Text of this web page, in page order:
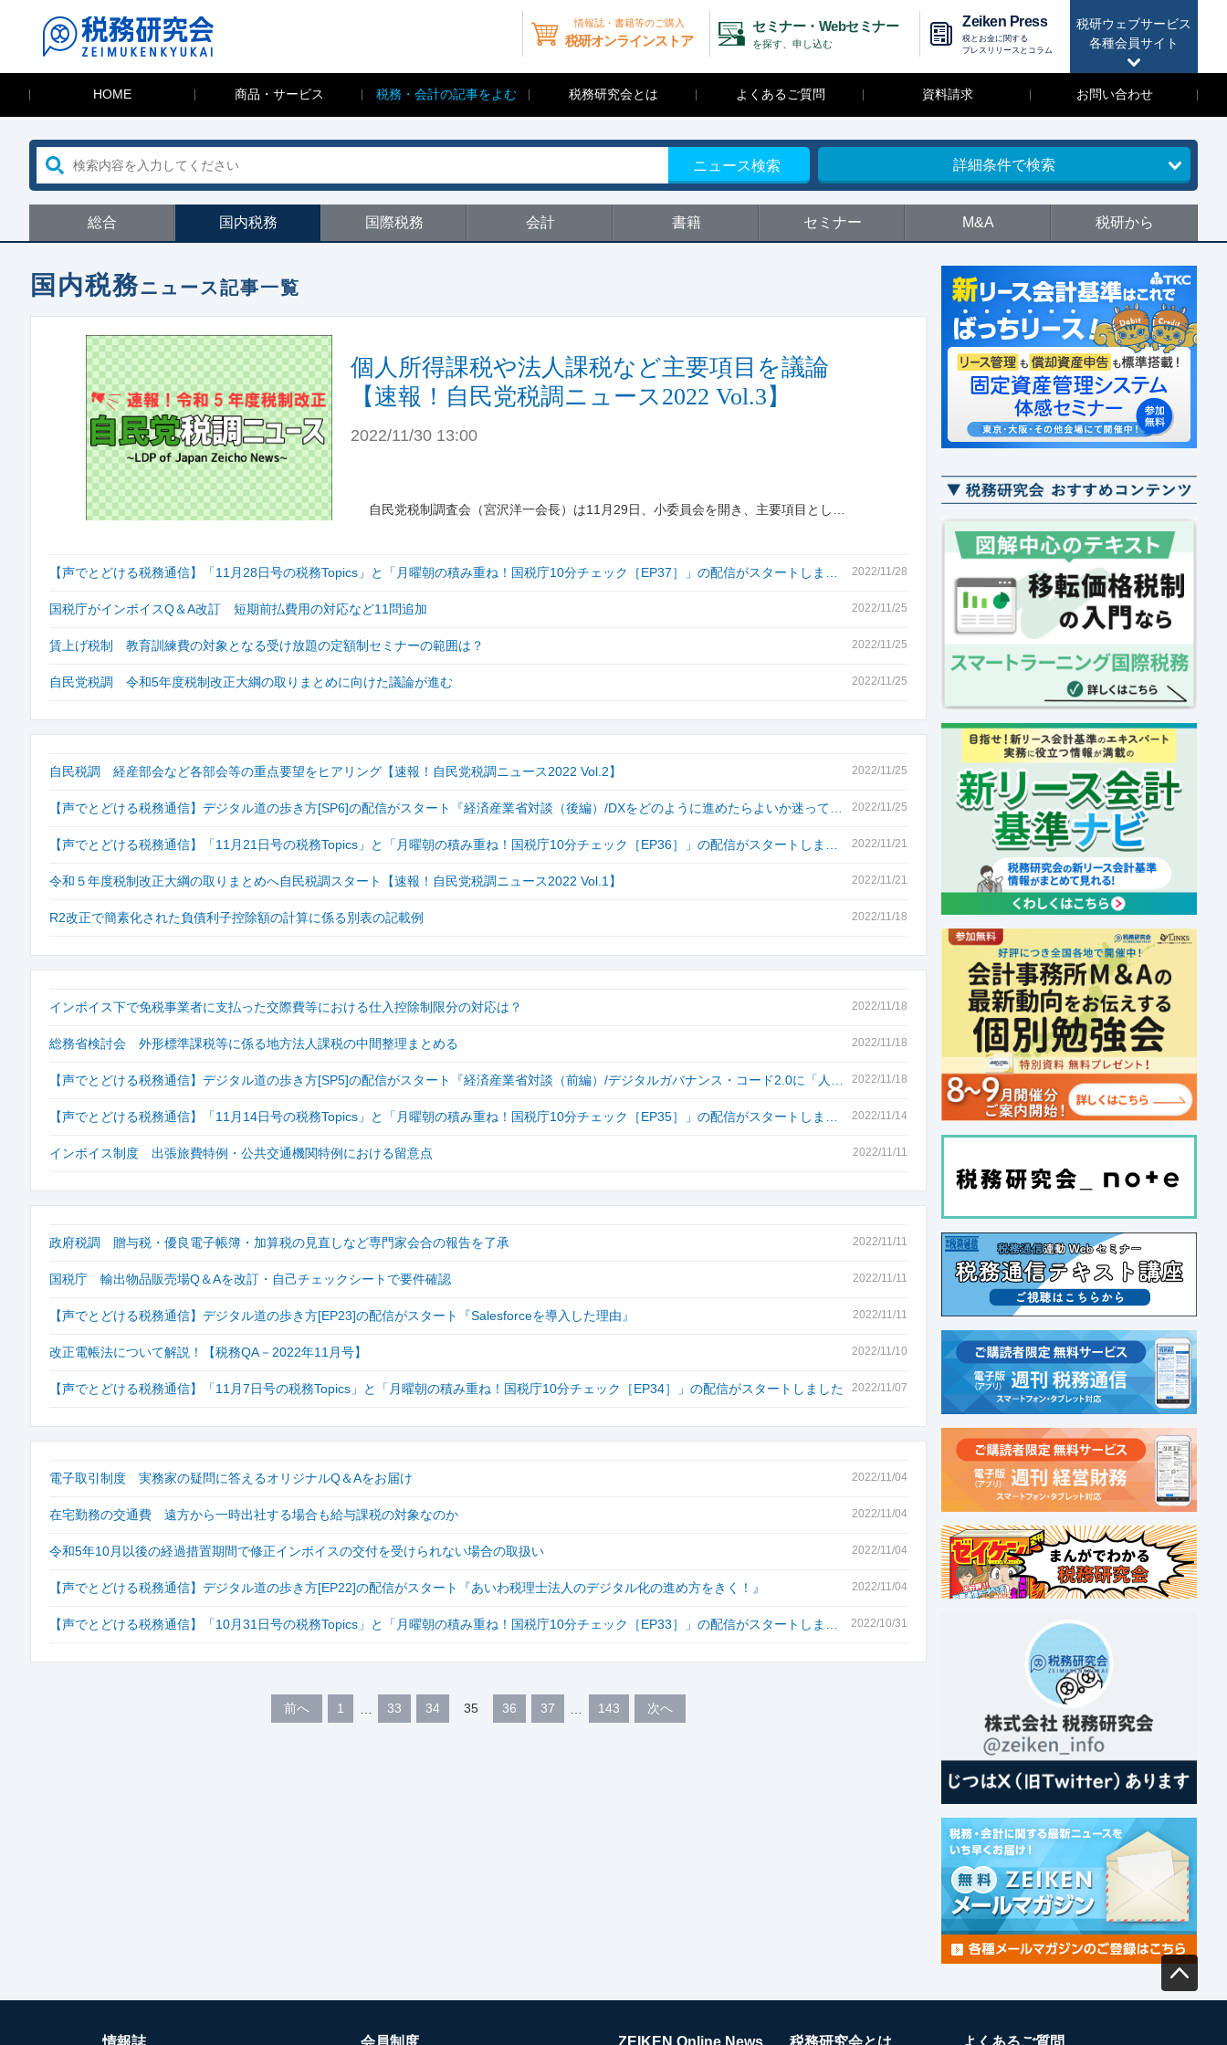
税研ウェブサービス
各種会員サイト
情報誌・書籍等のご購入
税研オンラインストア
セミナー・Webセミナー
を探す、申し込む
Zeiken Press
税とお金に関する
プレスリリースとコラム
HOME 商品・サービス 税務・会計の記事をよむ 税務研究会とは よくあるご質問 資料請求 お問い合わせ
ニュース検索 詳細条件で検索
総合 国内税務 国際税務 会計 書籍 セミナー M&A 税研から
国内税務ニュース記事一覧
個人所得課税や法人課税など主要項目を議論
【速報！自民党税調ニュース2022 Vol.3】
2022/11/30 13:00
自民党税制調査会（宮沢洋一会長）は11月29日、小委員会を開き、主要項目とし…
2022/11/28
【声でとどける税務通信】「11月28日号の税務Topics」と「月曜朝の積み重ね！国税庁10分チェック［EP37］」の配信がスタートしま…
2022/11/25
国税庁がインボイスQ＆A改訂 短期前払費用の対応など11問追加
2022/11/25
賃上げ税制 教育訓練費の対象となる受け放題の定額制セミナーの範囲は？
2022/11/25
自民党税調 令和5年度税制改正大綱の取りまとめに向けた議論が進む
2022/11/25
自民税調 経産部会など各部会等の重点要望をヒアリング【速報！自民党税調ニュース2022 Vol.2】
2022/11/25
【声でとどける税務通信】デジタル道の歩き方[SP6]の配信がスタート『経済産業省対談（後編）/DXをどのように進めたらよいか迷って…
2022/11/21
【声でとどける税務通信】「11月21日号の税務Topics」と「月曜朝の積み重ね！国税庁10分チェック［EP36］」の配信がスタートしま…
2022/11/21
令和５年度税制改正大綱の取りまとめへ自民税調スタート【速報！自民党税調ニュース2022 Vol.1】
2022/11/18
R2改正で簡素化された負債利子控除額の計算に係る別表の記載例
2022/11/18
インボイス下で免税事業者に支払った交際費等における仕入控除制限分の対応は？
2022/11/18
総務省検討会 外形標準課税等に係る地方法人課税の中間整理まとめる
2022/11/18
【声でとどける税務通信】デジタル道の歩き方[SP5]の配信がスタート『経済産業省対談（前編）/デジタルガバナンス・コード2.0に「人…
2022/11/14
【声でとどける税務通信】「11月14日号の税務Topics」と「月曜朝の積み重ね！国税庁10分チェック［EP35］」の配信がスタートしま…
2022/11/11
インボイス制度 出張旅費特例・公共交通機関特例における留意点
2022/11/11
政府税調 贈与税・優良電子帳簿・加算税の見直しなど専門家会合の報告を了承
2022/11/11
国税庁 輸出物品販売場Q＆Aを改訂・自己チェックシートで要件確認
2022/11/11
【声でとどける税務通信】デジタル道の歩き方[EP23]の配信がスタート『Salesforceを導入した理由』
2022/11/10
改正電帳法について解説！【税務QA－2022年11月号】
2022/11/07
【声でとどける税務通信】「11月7日号の税務Topics」と「月曜朝の積み重ね！国税庁10分チェック［EP34］」の配信がスタートしました
2022/11/04
電子取引制度 実務家の疑問に答えるオリジナルQ＆Aをお届け
2022/11/04
在宅勤務の交通費 遠方から一時出社する場合も給与課税の対象なのか
2022/11/04
令和5年10月以後の経過措置期間で修正インボイスの交付を受けられない場合の取扱い
2022/11/04
【声でとどける税務通信】デジタル道の歩き方[EP22]の配信がスタート『あいわ税理士法人のデジタル化の進め方をきく！』
2022/10/31
【声でとどける税務通信】「10月31日号の税務Topics」と「月曜朝の積み重ね！国税庁10分チェック［EP33］」の配信がスタートしま…
前へ 1 33 34 35 36 37 143 次へ
情報誌 会員制度 ZEIKEN Online News 税務研究会とは よくあるご質問